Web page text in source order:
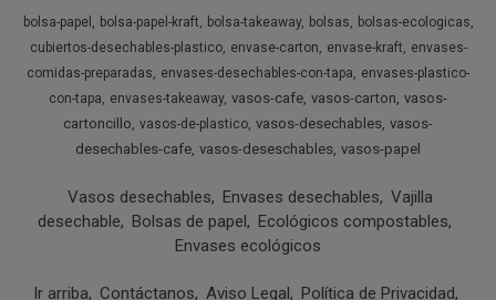
bolsa-papel bolsa-papel-kraft bolsa-takeaway bolsas
bolsas-ecologicas
cubiertos-desechables-plastico
envase-carton envase-kraft
envases-
comidas-preparadas
envases-desechables-con-tapa
envases-plastico-
con-tapa
envases-takeaway vasos-cafe vasos-carton vasos-
cartoncillo vasos-de-plastico vasos-desechables vasos-
desechables-cafe vasos-deseschables vasos-papel
Vasos desechables Envases desechables
Vajilla
desechable
Bolsas de papel
Ecológicos compostables
Envases ecológicos
Ir arriba Contáctanos Aviso Legal Política de Privacidad